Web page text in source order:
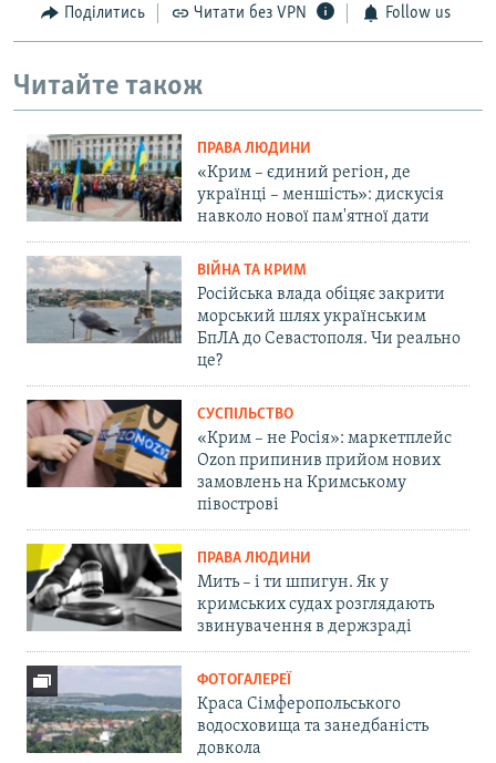
Поділитись Читати без VPN Follow us
Читайте також
ПРАВА ЛЮДИНИ
«Крим – єдиний регіон, де
українці – меншість»: дискусія
навколо нової пам'ятної дати
ВІЙНА ТА КРИМ
Російська влада обіцяє закрити
морський шлях українським
БпЛА до Севастополя. Чи реально
це?
СУСПІЛЬСТВО
«Крим – не Росія»: маркетплейс
Ozon припинив прийом нових
замовлень на Кримському
півострові
ПРАВА ЛЮДИНИ
Мить – і ти шпигун. Як у
кримських судах розглядають
звинувачення в держзраді
ФОТОГАЛЕРЕЇ
Краса Сімферопольського
водосховища та занедбаність
довкола